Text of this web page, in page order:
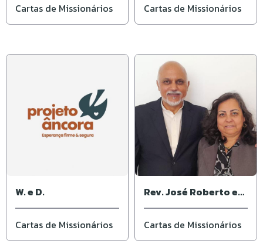
Cartas de Missionários Cartas de Missionários
W. e D.
Cartas de Missionários
Rev. José Roberto e
Ivone
Cartas de Missionários